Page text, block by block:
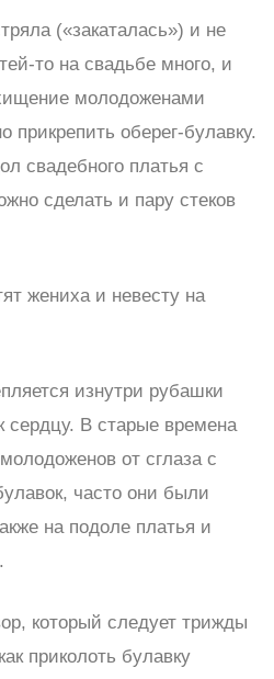
(«закаталась») и не
то на свадьбе много, и
молодоженами
прикрепить оберег-булавку.
свадебного платья с
сделать и пару стеков
жениха и невесту на
изнутри рубашки
сердцу. В старые времена
от сглаза с
часто они были
на подоле платья и
который следует трижды
приколоть булавку